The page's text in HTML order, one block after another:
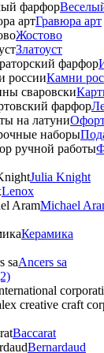
Гравюра арт
Жостово
Златоуст
Камни
Julia Knight
Lenox
Michael
Керамика
Ancers sa
Baccarat
Bernardaud